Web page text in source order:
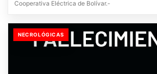
Cooperativa Eléctrica de Bolívar.-
NECROLÓGICAS